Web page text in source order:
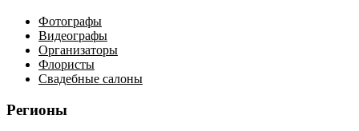
Фотографы
Видеографы
Организаторы
Флористы
Свадебные салоны
Регионы